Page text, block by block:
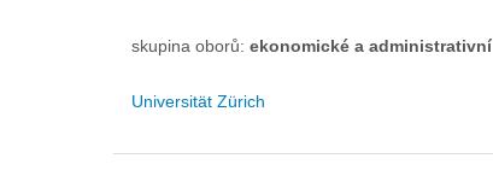
skupina oborů: ekonomické a administrativní
Universität Zürich